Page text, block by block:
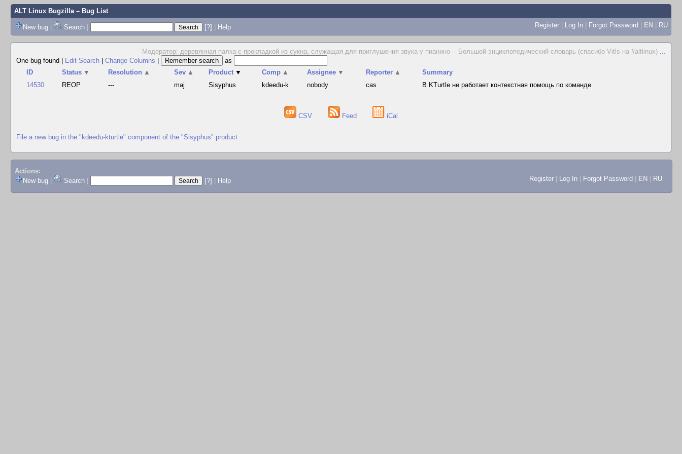
ALT Linux Bugzilla– Bug List
New bug | Search | [?] | Help Register | Log In | Forgot Password | EN | RU
Модератор: деревянная палка с прокладкой из сукна, служащая для приглушения звука у пианино -- Большой энциклопедический словарь (спасибо Vitls на #altlinux) ...
One bug found
Edit Search Change Columns
as
ID
Status ▼ Resolution ▲ Sev ▲ Product ▼ Comp ▲ Assignee ▼ Reporter ▲
Summary
14530
REOP --- maj Sisyphus kdeedu-k nobody cas В KTurtle не работает контекстная помощь по команде
CSV Feed iCal
File a new bug in the "kdeedu-kturtle" component of the "Sisyphus" product
Actions:
New bug
Search [?] Help Register Log In Forgot Password EN RU